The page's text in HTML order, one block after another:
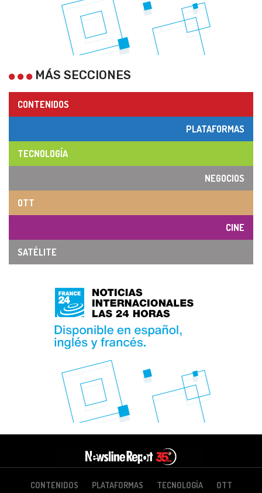
MÁS SECCIONES
CONTENIDOS
PLATAFORMAS
TECNOLOGÍA
NEGOCIOS
OTT
CINE
SATÉLITE
CONTENIDOS PLATAFORMAS TECNOLOGÍA OTT